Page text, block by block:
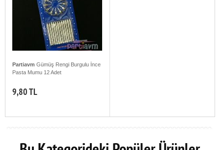
Partiavm Gümüş Rengi Burgulu İnce
Pasta Mumu 12 Adet
9,80 TL